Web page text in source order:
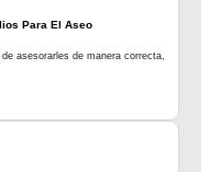
Para El Aseo
asesorarles de manera correcta,